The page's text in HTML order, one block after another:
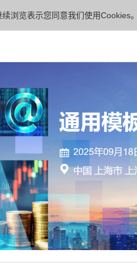
浏览表示您同意我们使用Cookies。